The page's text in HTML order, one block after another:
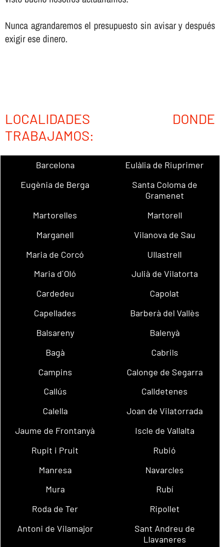
Nunca agrandaremos el presupuesto sin avisar y después
exigir ese dinero.
LOCALIDADES DONDE
TRABAJAMOS:
Barcelona
Eulàlia de Riuprimer
Eugènia de Berga
Santa Coloma de
Gramenet
Martorelles
Martorell
Marganell
Vilanova de Sau
Maria de Corcó
Ullastrell
Maria d´Oló
Julià de Vilatorta
Cardedeu
Capolat
Capellades
Barberà del Vallès
Balsareny
Balenyà
Bagà
Cabrils
Campins
Calonge de Segarra
Callús
Calldetenes
Calella
Joan de Vilatorrada
Jaume de Frontanyà
Iscle de Vallalta
Rupit i Pruit
Rubió
Manresa
Navarcles
Mura
Rubí
Roda de Ter
Ripollet
Antoni de Vilamajor
Sant Andreu de
Llavaneres